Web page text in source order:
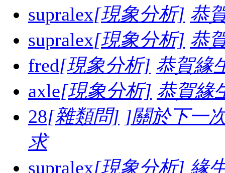
supralex[現象分析] 恭
supralex[現象分析] 恭
fred[現象分析] 恭賀緣
axle[現象分析] 恭賀緣
28[雜類問] ]關於下一
求
supralex[現象分析] 緣